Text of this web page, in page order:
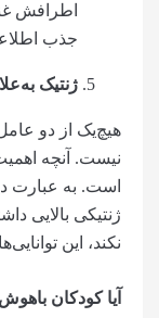
اطرافش
جذب
ژنتیک
هیچ‌یک از دو
نیست. آنچه
است. به عبارت
ژنتیکی بالایی
نکند، این
آیا کودکان